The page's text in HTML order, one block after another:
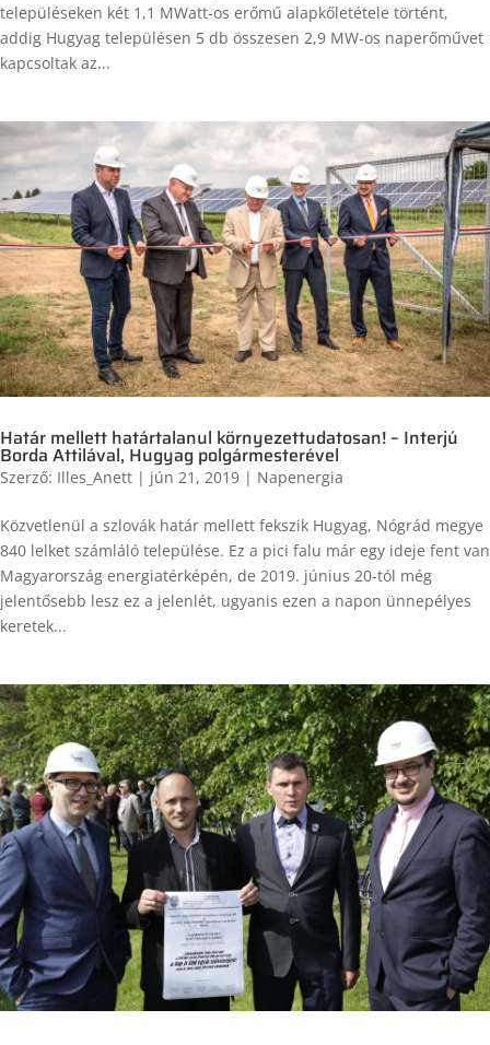
településeken két 1,1 MWatt-os erőmű alapkőletétele történt,
addig Hugyag településen 5 db összesen 2,9 MW-os naperőművet
kapcsoltak az...
Határ mellett határtalanul környezettudatosan! – Interjú
Borda Attilával, Hugyag polgármesterével
Szerző: Illes_Anett | jún 21, 2019 | Napenergia
Közvetlenül a szlovák határ mellett fekszik Hugyag, Nógrád megye
840 lelket számláló települése. Ez a pici falu már egy ideje fent van
Magyarország energiatérképén, de 2019. június 20-tól még
jelentősebb lesz ez a jelenlét, ugyanis ezen a napon ünnepélyes
keretek...